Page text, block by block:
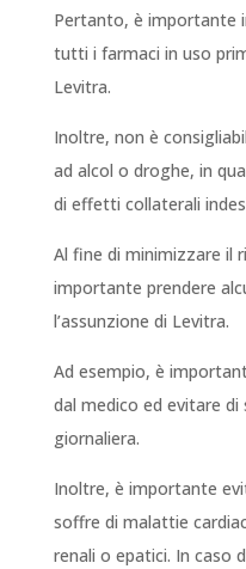
Pertanto, è importante
tutti i farmaci in uso
Levitra.
Inoltre, non è
ad alcol o droghe, in
di effetti collaterali
Al fine di minimizzare il
importante prendere
l’assunzione di Levitra.
Ad esempio, è
dal medico ed evitare di
giornaliera.
Inoltre, è importante
soffre di malattie
renali o epatici. In caso